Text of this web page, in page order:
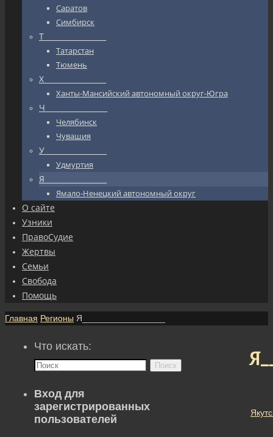
Саратов
Симбирск
Т_________________
Татарстан
Тюмень
Х_________________
Ханты-Мансийский автономный округ-Югра
Ч_________________
Челябинск
Чувашия
У_________________
Удмуртия
Я_________________
Ямало-Ненецкий автономный округ
О сайте
Узники
ПравоСудие
Жертвы
Семьи
Свобода
Помощь
Главная Регионы Я_________________
Что искать:
Поиск
Вход для
зарегистрированных
пользователей